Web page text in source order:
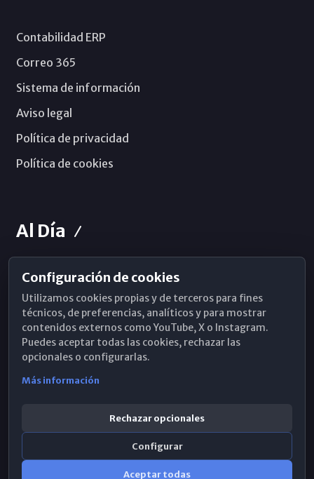
Contabilidad ERP
Correo 365
Sistema de información
Aviso legal
Política de privacidad
Política de cookies
Al Día
Horarios de Misa
Hemeroteca
WhatsApp
Configuración de cookies
Utilizamos cookies propias y de terceros para fines
técnicos, de preferencias, analíticos y para mostrar
contenidos externos como YouTube, X o Instagram.
Puedes aceptar todas las cookies, rechazar las
opcionales o configurarlas.
Más información
Rechazar opcionales
Configurar
Aceptar todas